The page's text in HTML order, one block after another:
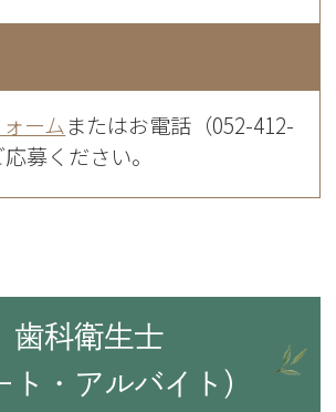
ームまたはお電話（052-412-
募ください。
歯科衛生士
ト・アルバイト）